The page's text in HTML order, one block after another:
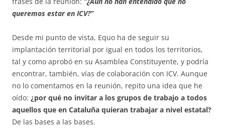
queremos estar en ICV?”
Desde mi punto de vista, Equo ha de seguir su
implantación territorial por igual en todos los territorios,
tal y como aprobó en su Asamblea Constituyente, y podría
encontrar, también, vías de colaboración con ICV. Aunque
no lo comentamos en la reunión, repito una idea que he
oído: ¿por qué no invitar a los grupos de trabajo a todos
aquellos que en Cataluña quieran trabajar a nivel estatal?
De las bases a las bases.